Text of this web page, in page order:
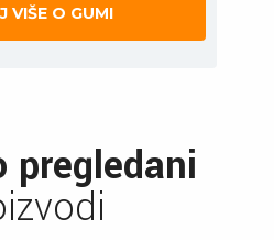
VIŠE O GUMI
pregledani